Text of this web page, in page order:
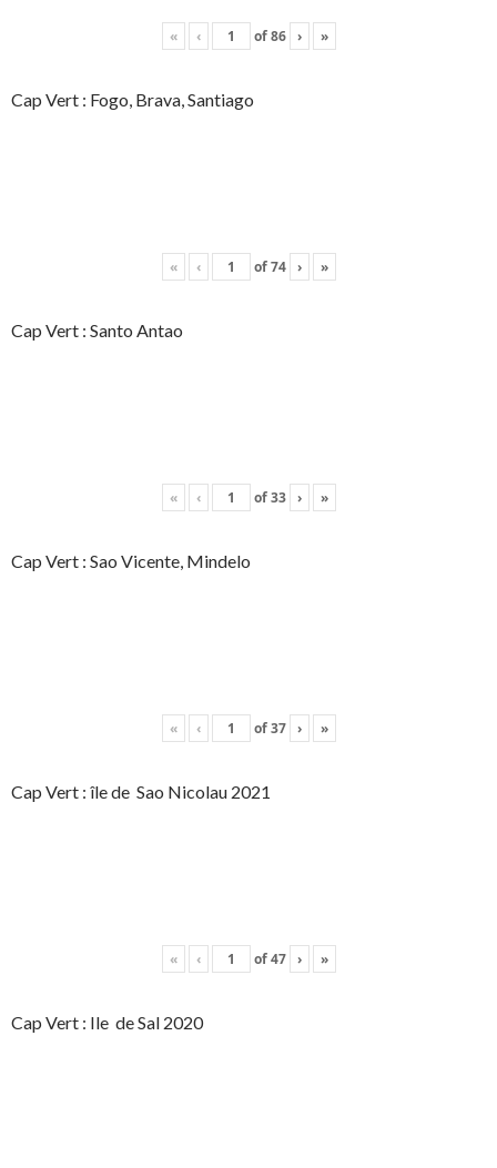
« ‹ of86 › »
Cap Vert : Fogo, Brava, Santiago
« ‹ of74 › »
Cap Vert : Santo Antao
« ‹ of33 › »
Cap Vert : Sao Vicente, Mindelo
« ‹ of37 › »
Cap Vert : île de Sao Nicolau 2021
« ‹ of47 › »
Cap Vert : Ile de Sal 2020